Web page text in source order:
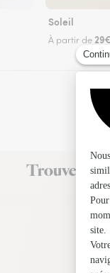
Soleil
À partir de
Trouvez un